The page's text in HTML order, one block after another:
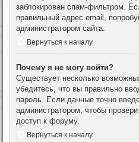
заблокирован спам-фильтром.
правильный адрес email,
администратором сайта.
Вернуться к началу
Почему я не могу войти?
Существует несколько
убедитесь, что вы правильно
пароль. Если данные точно
администратором, чтобы
доступ к форуму.
Вернуться к началу